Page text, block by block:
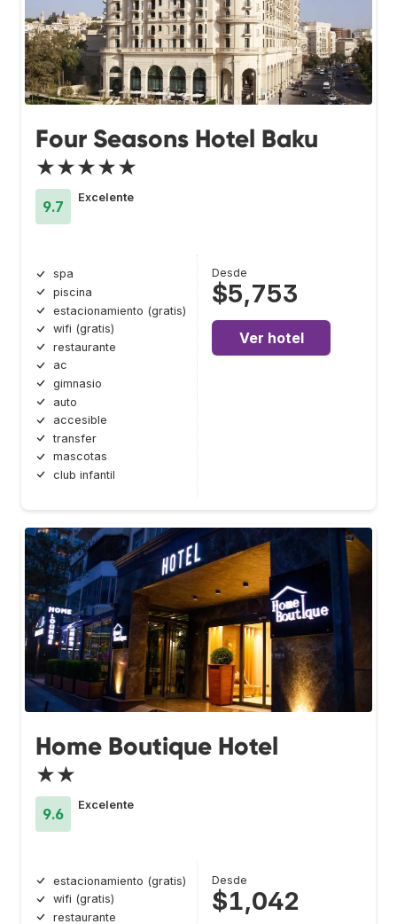
Four Seasons Hotel Baku
★★★★★
9.7
Excelente
spa
piscina
estacionamiento (gratis)
wifi (gratis)
restaurante
ac
gimnasio
auto
accesible
transfer
mascotas
club infantil
Desde
$5,753
Ver hotel
Home Boutique Hotel
★★
9.6
Excelente
estacionamiento (gratis)
wifi (gratis)
restaurante
Desde
$1,042